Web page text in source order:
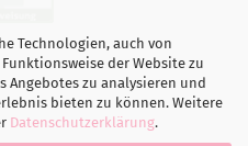
Technologien, auch von
der Website zu
Angebotes zu analysieren und
bieten zu können. Weitere
Datenschutzerklärung.